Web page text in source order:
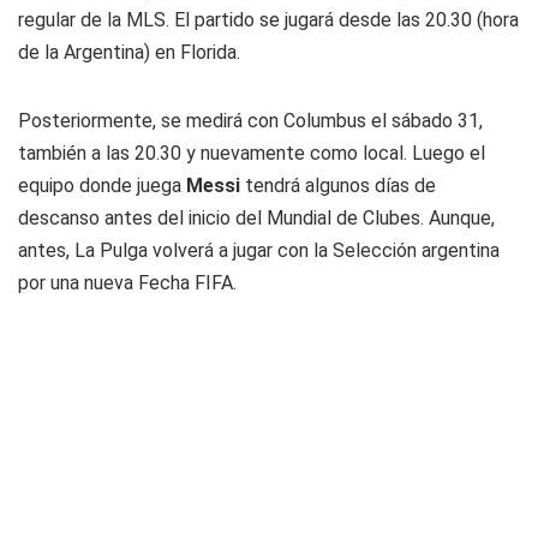
regular de la MLS. El partido se jugará desde las 20.30 (hora
de la Argentina) en Florida.
Posteriormente, se medirá con Columbus el sábado 31,
también a las 20.30 y nuevamente como local. Luego el
equipo donde juega Messi tendrá algunos días de
descanso antes del inicio del Mundial de Clubes. Aunque,
antes, La Pulga volverá a jugar con la Selección argentina
por una nueva Fecha FIFA.